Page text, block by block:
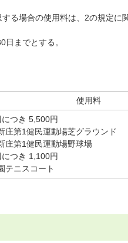
る場合の使用料は、2の規定に
までとする。
使用料
つき 5,500円
庄第1健民運動場芝グラウンド
庄第1健民運動場野球場
つき 1,100円
テニスコート